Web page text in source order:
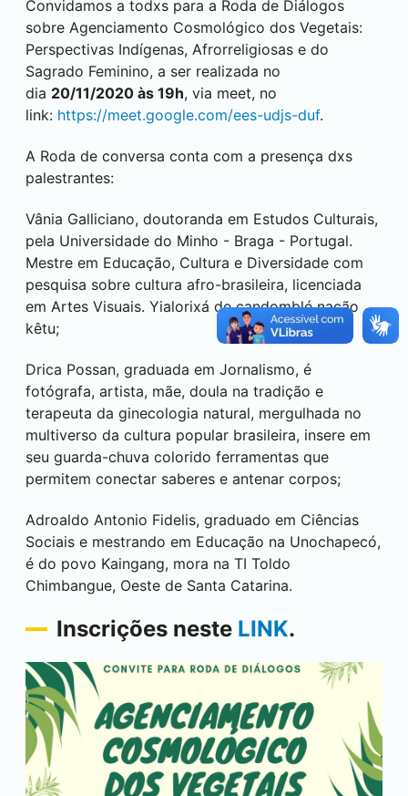
Convidamos a todxs para a Roda de Diálogos
sobre Agenciamento Cosmológico dos Vegetais:
Perspectivas Indígenas, Afrorreligiosas e do
Sagrado Feminino, a ser realizada no
dia 20/11/2020 às 19h, via meet, no
link: https://meet.google.com/ees-udjs-duf.
A Roda de conversa conta com a presença dxs
palestrantes:
Vânia Galliciano, doutoranda em Estudos Culturais,
pela Universidade do Minho - Braga - Portugal.
Mestre em Educação, Cultura e Diversidade com
pesquisa sobre cultura afro-brasileira, licenciada
em Artes Visuais. Yialorixá de candomblé nação
kêtu;
Drica Possan, graduada em Jornalismo, é
fotógrafa, artista, mãe, doula na tradição e
terapeuta da ginecologia natural, mergulhada no
multiverso da cultura popular brasileira, insere em
seu guarda-chuva colorido ferramentas que
permitem conectar saberes e antenar corpos;
Adroaldo Antonio Fidelis, graduado em Ciências
Sociais e mestrando em Educação na Unochapecó,
é do povo Kaingang, mora na TI Toldo
Chimbangue, Oeste de Santa Catarina.
Inscrições neste LINK.